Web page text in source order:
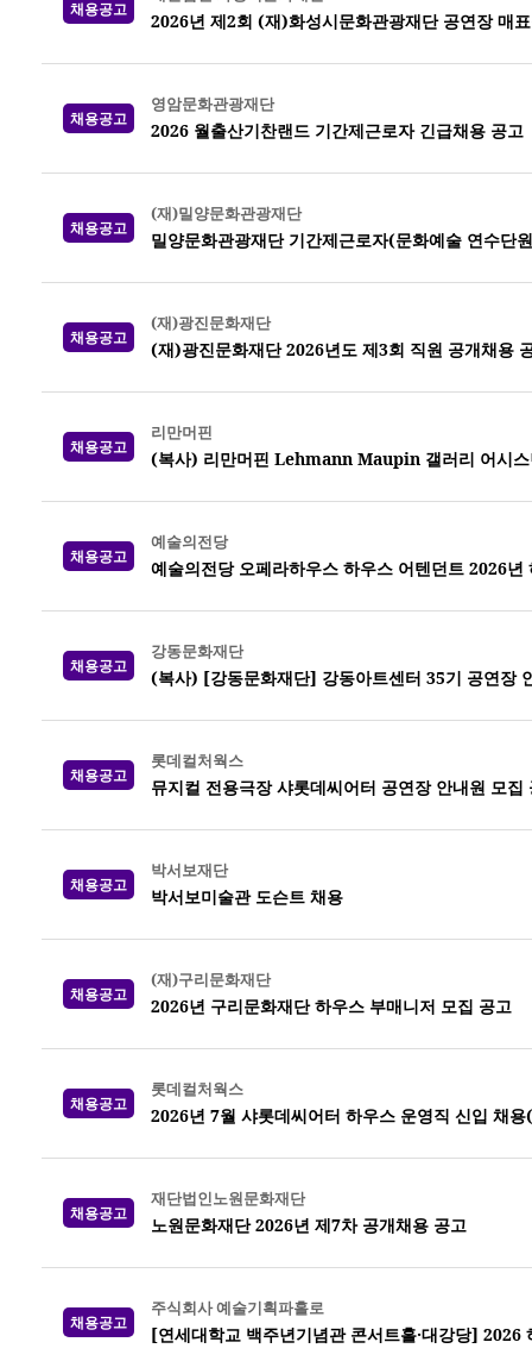
채용공고
2026년 제2회 (재)화성시문화관광재단 공연장 매
채용공고
영암문화관광재단
2026 월출산기찬랜드 기간제근로자 긴급채용 공고
채용공고
(재)밀양문화관광재단
밀양문화관광재단 기간제근로자(문화예술 연수단
채용공고
(재)광진문화재단
(재)광진문화재단 2026년도 제3회 직원 공개채용
채용공고
리만머핀
(복사) 리만머핀 Lehmann Maupin 갤러리 어시스
채용공고
예술의전당
예술의전당 오페라하우스 하우스 어텐던트 2026
채용공고
강동문화재단
(복사) [강동문화재단] 강동아트센터 35기 공연장
채용공고
롯데컬처웍스
뮤지컬 전용극장 샤롯데씨어터 공연장 안내원 모
채용공고
박서보재단
박서보미술관 도슨트 채용
채용공고
(재)구리문화재단
2026년 구리문화재단 하우스 부매니저 모집 공고
채용공고
롯데컬처웍스
2026년 7월 샤롯데씨어터 하우스 운영직 신입 채
채용공고
재단법인노원문화재단
노원문화재단 2026년 제7차 공개채용 공고
채용공고
주식회사 예술기획파홀로
[연세대학교 백주년기념관 콘서트홀·대강당] 2026